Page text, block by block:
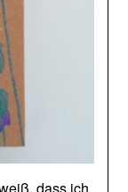
dass ich